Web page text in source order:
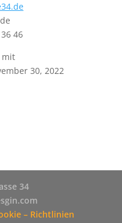
46
mit
30, 2022
34
– Richtlinien